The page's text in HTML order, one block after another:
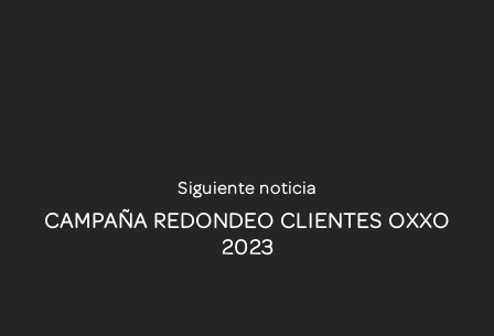
Siguiente noticia
CAMPAÑA REDONDEO CLIENTES OXXO
2023